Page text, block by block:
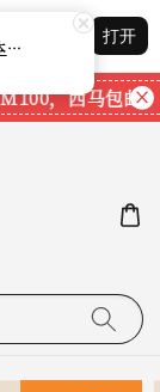
打开
，西马包邮。
(佛光文化) 般若波罗蜜多心经抄经本 Prajna Paramita Heart Sutra (30pcs/pack) 现货速发